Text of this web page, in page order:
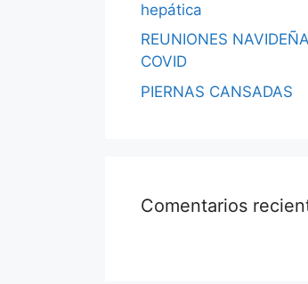
hepática
REUNIONES
COVID
PIERNAS CANSADAS
Comentarios